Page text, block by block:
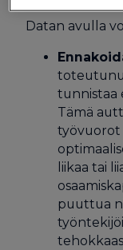
Datan avulla
tunnistaa
Tämä
työvuorot
liikaa tai
puuttua